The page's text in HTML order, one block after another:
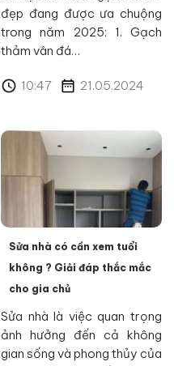
đẹp đang được ưa chuộng
trong năm 2025: 1. Gạch
thảm vân đá…
10:47 21.05.2024
Sửa nhà có cần xem tuổi
không ? Giải đáp thắc mắc
cho gia chủ
Sửa nhà là việc quan trọng
ảnh hưởng đến cả không
gian sống và phong thủy của